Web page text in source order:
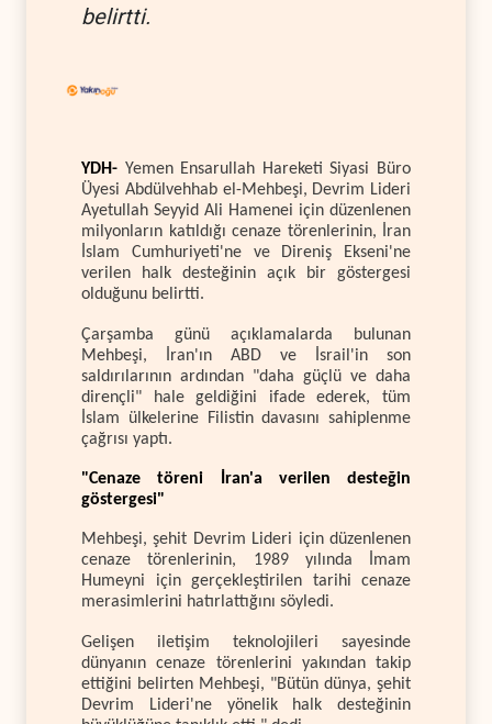
belirtti.
YDH- Yemen Ensarullah Hareketi Siyasi Büro
Üyesi Abdülvehhab el-Mehbeşi, Devrim Lideri
Ayetullah Seyyid Ali Hamenei için düzenlenen
milyonların katıldığı cenaze törenlerinin, İran
İslam Cumhuriyeti'ne ve Direniş Ekseni'ne
verilen halk desteğinin açık bir göstergesi
olduğunu belirtti.
Çarşamba günü açıklamalarda bulunan
Mehbeşi, İran'ın ABD ve İsrail'in son
saldırılarının ardından "daha güçlü ve daha
dirençli" hale geldiğini ifade ederek, tüm
İslam ülkelerine Filistin davasını sahiplenme
çağrısı yaptı.
"Cenaze töreni İran'a verilen desteğin
göstergesi"
Mehbeşi, şehit Devrim Lideri için düzenlenen
cenaze törenlerinin, 1989 yılında İmam
Humeyni için gerçekleştirilen tarihi cenaze
merasimlerini hatırlattığını söyledi.
Gelişen iletişim teknolojileri sayesinde
dünyanın cenaze törenlerini yakından takip
ettiğini belirten Mehbeşi, "Bütün dünya, şehit
Devrim Lideri'ne yönelik halk desteğinin